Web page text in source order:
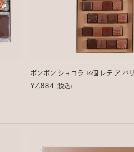
ボンボン ショコラ 16個 レテ ア パリ
¥7,884 (税込)